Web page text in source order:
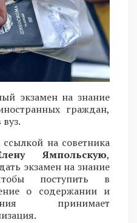
экзамен на знание
граждан,
на советника
Ямпольскую,
экзамен на знание
поступить в
о содержании и
принимает